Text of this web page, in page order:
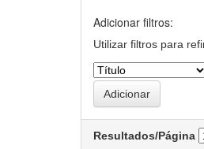
Adicionar filtros:
Utilizar filtros para
Resultados/Página